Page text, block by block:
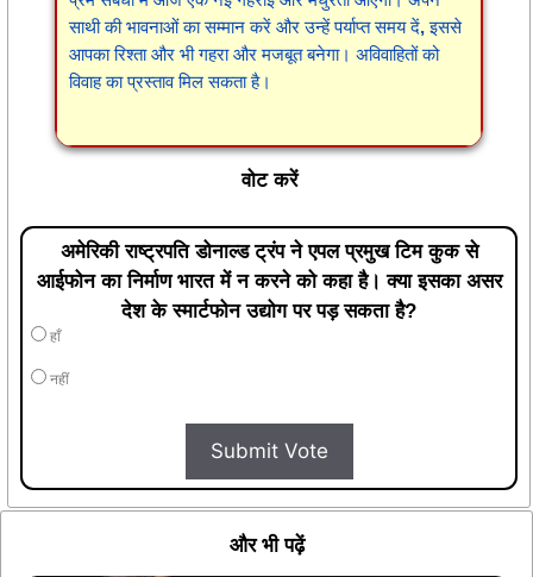
साथी की भावनाओं का सम्मान करें और उन्हें पर्याप्त समय दें, इससे
आपका रिश्ता और भी गहरा और मजबूत बनेगा। अविवाहितों को
विवाह का प्रस्ताव मिल सकता है।
वोट करें
अमेरिकी राष्ट्रपति डोनाल्ड ट्रंप ने एपल प्रमुख टिम कुक से
आईफोन का निर्माण भारत में न करने को कहा है। क्या इसका असर
देश के स्मार्टफोन उद्योग पर पड़ सकता है?
हाँ
नहीं
Submit Vote
और भी पढ़ें